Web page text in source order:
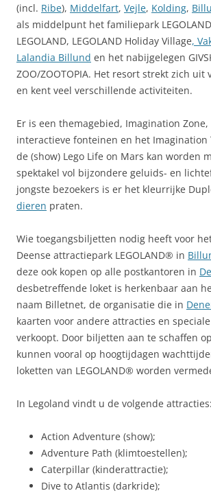
(incl. Ribe), Middelfart, Vejle, Kolding,
als middelpunt het familiepark LEGOLAND
LEGOLAND, LEGOLAND Holiday Village,
Lalandia Billund en het nabijgelegen
ZOO/ZOOTOPIA. Het resort strekt zich uit
en kent veel verschillende activiteiten.
Er is een themagebied, Imagination Zone,
interactieve fonteinen en het Imagination
de (show) Lego Life on Mars kan worden
spektakel vol bijzondere geluids- en
jongste bezoekers is er het kleurrijke
dieren praten.
Wie toegangsbiljetten nodig heeft voor
Deense attractiepark LEGOLAND® in
deze ook kopen op alle postkantoren in
desbetreffende loket is herkenbaar aan
naam Billetnet, de organisatie die in
kaarten voor andere attracties en
verkoopt. Door biljetten aan te schaffen
kunnen vooral op hoogtijdagen
loketten van LEGOLAND® worden
In Legoland vindt u de volgende attracties:
Action Adventure (show);
Adventure Path (klimtoestellen);
Caterpillar (kinderattractie);
Dive to Atlantis (darkride);